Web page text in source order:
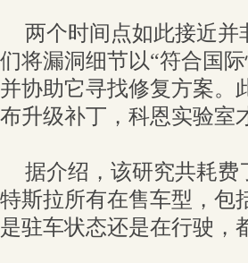
两个时间点如此接近
们将漏洞细节以“符合国
并协助它寻找修复方案。
布升级补丁，科恩实验室
据介绍，该研究共耗
特斯拉所有在售车型，包
是驻车状态还是在行驶，